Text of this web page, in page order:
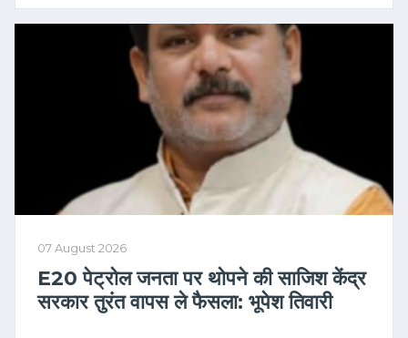
07 August 2026
E20 पेट्रोल जनता पर थोपने की साजिश केंद्र
सरकार तुरंत वापस ले फैसला: भूपेश तिवारी